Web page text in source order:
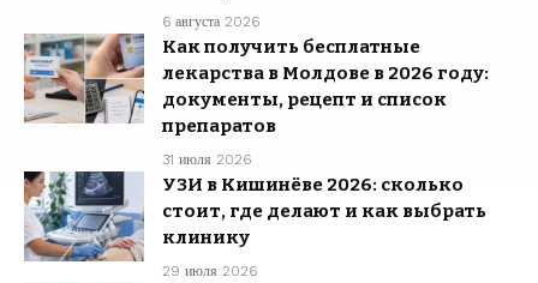
6 августа 2026
Как получить бесплатные
лекарства в Молдове в 2026 году:
документы, рецепт и список
препаратов
31 июля 2026
УЗИ в Кишинёве 2026: сколько
стоит, где делают и как выбрать
клинику
29 июля 2026